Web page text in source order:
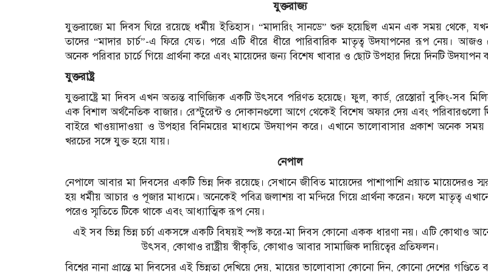
যুক্তরাজ্য
যুক্তরাজ্যে মা দিবস ঘিরে রয়েছে ধর্মীয় ইতিহাস। “মাদারিং সানডে” শুরু হয়েছিল এমন এক সময় থেকে,
তাদের “মাদার চার্চ”-এ ফিরে যেত। পরে এটি ধীরে ধীরে পারিবারিক মাতৃত্ব উদযাপনের রূপ নেয়। আজও
অনেক পরিবার চার্চে গিয়ে প্রার্থনা করে এবং মায়েদের জন্য বিশেষ খাবার ও ছোট উপহার দিয়ে দিনটি উদযাপন
যুক্তরাষ্ট্র
যুক্তরাষ্ট্রে মা দিবস এখন অত্যন্ত বাণিজ্যিক একটি উৎসবে পরিণত হয়েছে। ফুল, কার্ড, রেস্তোরাঁ বুকিং-সব
এক বিশাল অর্থনৈতিক বাজার। রেস্টুরেন্ট ও দোকানগুলো আগে থেকেই বিশেষ অফার দেয় এবং পরিবারগুলো
বাইরে খাওয়াদাওয়া ও উপহার বিনিময়ের মাধ্যমে উদযাপন করে। এখানে ভালোবাসার প্রকাশ অনেক
খরচের সঙ্গে যুক্ত হয়ে যায়।
নেপাল
নেপালে আবার মা দিবসের একটি ভিন্ন দিক রয়েছে। সেখানে জীবিত মায়েদের পাশাপাশি প্রয়াত মায়েদেরও
হয় ধর্মীয় আচার ও পূজার মাধ্যমে। অনেকেই পবিত্র জলাশয় বা মন্দিরে গিয়ে প্রার্থনা করেন। ফলে মাতৃত্ব
পরেও স্মৃতিতে টিকে থাকে এবং আধ্যাত্মিক রূপ নেয়।
এই সব ভিন্ন ভিন্ন চর্চা একসঙ্গে একটি বিষয়ই স্পষ্ট করে-মা দিবস কোনো একক ধারণা নয়। এটি কোথাও
উৎসব, কোথাও রাষ্ট্রীয় স্বীকৃতি, কোথাও আবার সামাজিক দায়িত্বের প্রতিফলন।
বিশ্বের নানা প্রান্তে মা দিবসের এই ভিন্নতা দেখিয়ে দেয়, মায়ের ভালোবাসা কোনো দিন, কোনো দেশের গণ্ডিতে